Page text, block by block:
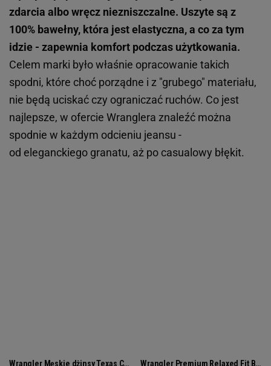
zdarcia albo wręcz niezniszczalne. Uszyte są z
100% bawełny, która jest elastyczna, a co za tym
idzie - zapewnia komfort podczas użytkowania.
Celem marki było właśnie opracowanie takich
spodni, które choć porządne i z "grubego" materiału,
nie będą uciskać czy ograniczać ruchów. Co jest
najlepsze, w ofercie Wranglera znaleźć można
spodnie w każdym odcieniu jeansu -
od eleganckiego granatu, aż po casualowy błękit.